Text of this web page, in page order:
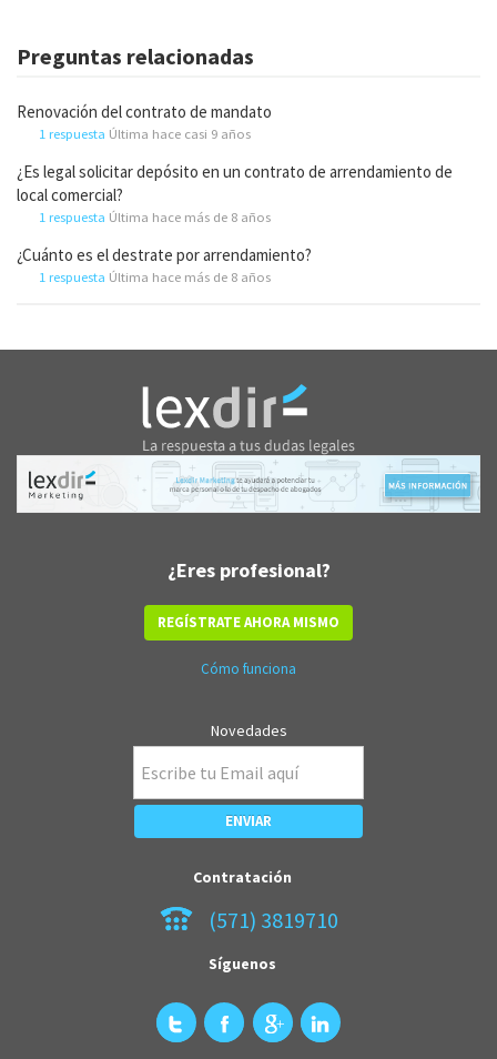
Preguntas relacionadas
Renovación del contrato de mandato
1 respuesta Última hace casi 9 años
¿Es legal solicitar depósito en un contrato de arrendamiento de
local comercial?
1 respuesta Última hace más de 8 años
¿Cuánto es el destrate por arrendamiento?
1 respuesta Última hace más de 8 años
¿Eres profesional?
REGÍSTRATE AHORA MISMO
Cómo funciona
Novedades
Contratación
(571) 3819710
Síguenos